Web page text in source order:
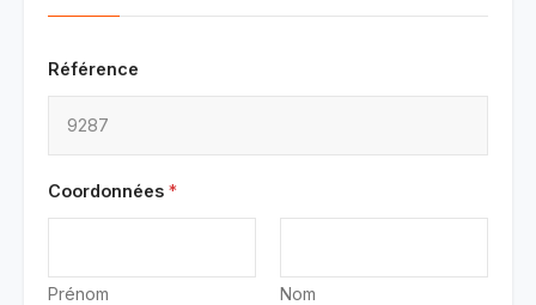
Référence
Coordonnées *
Prénom Nom